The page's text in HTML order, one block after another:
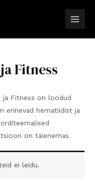
Main
Fitness
Fitness on loodud
erinevad hematiidist ja
on täienemas.
ei leidu.